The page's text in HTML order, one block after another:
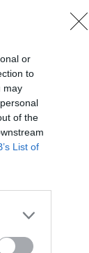
or
to
may
of the
List of